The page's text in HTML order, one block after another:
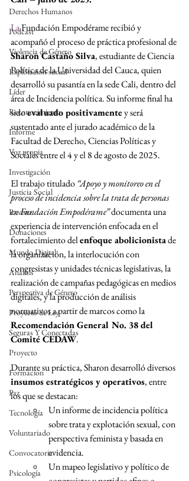
Derechos Humanos
Podcast
Violencia de Género
Explotación sexual
Líder
Reconocimiento
Informe
Voz propia
Investigación
Justicia Social
Revista
Donaciones
Mundo Digital
Análisis
Perspectiva de Género
Proyecto de Ley
Seguras Y Conectadas
Proyecto
Formacion
Paz
Tecnología
Voluntariado
Convocatoria
Psicología
La Fundación Empodérame recibió y
acompañó el proceso de práctica profesional de
Sharon Castaño Silva, estudiante de Ciencia
Política de la Universidad del Cauca, quien
desarrolló su pasantía en la sede Cali, dentro del
área de Incidencia política. Su informe final ha
sido evaluado positivamente y será
sustentado ante el jurado académico de la
Facultad de Derecho, Ciencias Políticas y
Sociales entre el 4 y el 8 de agosto de 2025.
El trabajo titulado “Apoyo y monitoreo en el
proceso de incidencia sobre la trata de personas
en Fundación Empodérame” documenta una
experiencia de intervención enfocada en el
fortalecimiento del enfoque abolicionista de
la organización, la interlocución con
congresistas y unidades técnicas legislativas, la
realización de campañas pedagógicas en medios
digitales, y la producción de análisis
normativos a partir de marcos como la
Recomendación General No. 38 del
Comité CEDAW.
Durante su práctica, Sharon desarrolló diversos
insumos estratégicos y operativos, entre
los que se destacan:
Un informe de incidencia política
sobre trata y explotación sexual, con
perspectiva feminista y basada en
evidencia.
Un mapeo legislativo y político de